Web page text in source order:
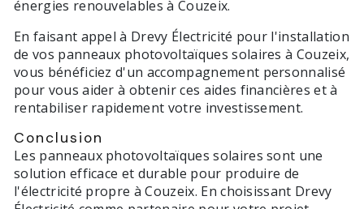
énergies renouvelables à Couzeix.
En faisant appel à Drevy Électricité pour l'installation
de vos panneaux photovoltaïques solaires à Couzeix,
vous bénéficiez d'un accompagnement personnalisé
pour vous aider à obtenir ces aides financières et à
rentabiliser rapidement votre investissement.
Conclusion
Les panneaux photovoltaïques solaires sont une
solution efficace et durable pour produire de
l'électricité propre à Couzeix. En choisissant Drevy